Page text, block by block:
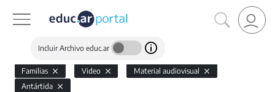
Incluir Archivo educ.ar
Familias Video
Material audiovisual
Antártida